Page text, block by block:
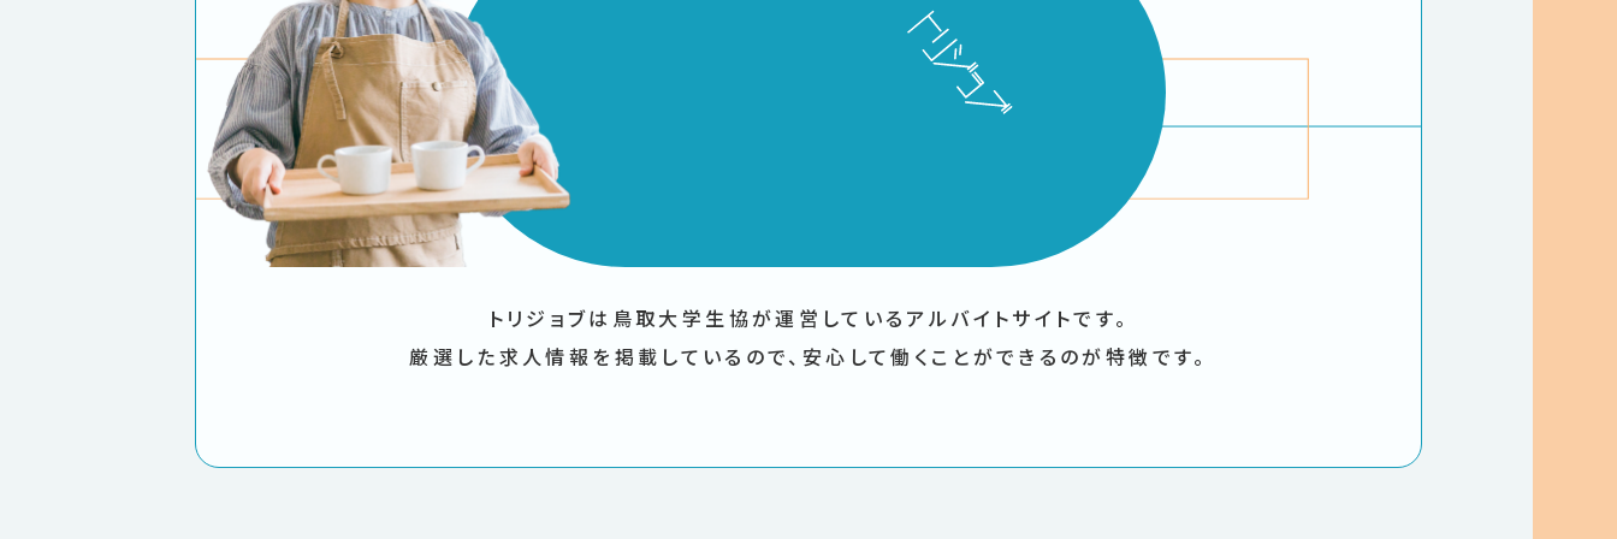
トリジョブは鳥取大学生協が運営しているアルバイトサイトです。
厳選した求人情報を掲載しているので、 安心して働くことができるのが特徴です。